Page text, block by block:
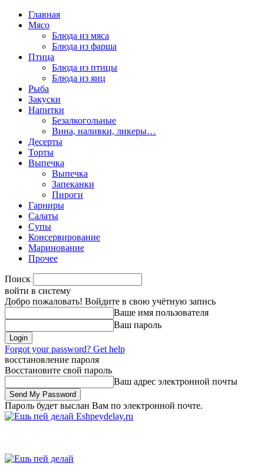
Главная
Мясо
Блюда из мяса
Блюда из фарша
Птица
Блюда из птицы
Блюда из яиц
Рыба
Закуски
Напитки
Безалкогольные
Вина, наливки, ликеры…
Десерты
Торты
Выпечка
Выпечка
Запеканки
Пироги
Гарниры
Салаты
Супы
Консервирование
Маринование
Прочее
Поиск
войти в систему
Добро пожаловать! Войдите в свою учётную запись
Ваше имя пользователя
Ваш пароль
Forgot your password? Get help
восстановление пароля
Восстановите свой пароль
Ваш адрес электронной почты
Пароль будет выслан Вам по электронной почте.
Eshpeydelay.ru